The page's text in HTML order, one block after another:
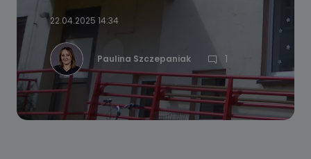
22.04.2025 14:34
Paulina Szczepaniak 1